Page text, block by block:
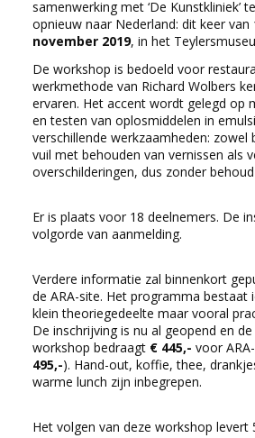
samenwerking met ‘De Kunstkliniek’
opnieuw naar Nederland: dit keer van
november 2019, in het
De workshop is bedoeld voor
werkmethode van Richard Wolbers
ervaren. Het accent wordt gelegd op
en testen van oplosmiddelen in
verschillende werkzaamheden: zowel
vuil met behouden van vernissen als
overschilderingen, dus zonder
Er is plaats voor 18 deelnemers. De
volgorde van aanmelding.
Verdere informatie zal binnenkort
de ARA-site. Het programma bestaat
klein theoriegedeelte maar vooral
De inschrijving is nu al geopend en
workshop bedraagt € 445,- voor
495,-). Hand-out, koffie, thee,
warme lunch zijn inbegrepen.
Het volgen van deze workshop levert